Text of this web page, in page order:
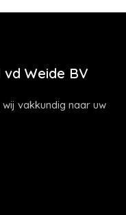
Weide BV
vakkundig naar uw